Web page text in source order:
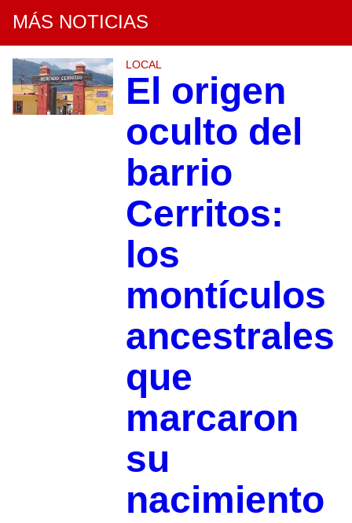
MÁS NOTICIAS
LOCAL
El origen
oculto del
barrio
Cerritos:
los
montículos
ancestrales
que
marcaron
su
nacimiento